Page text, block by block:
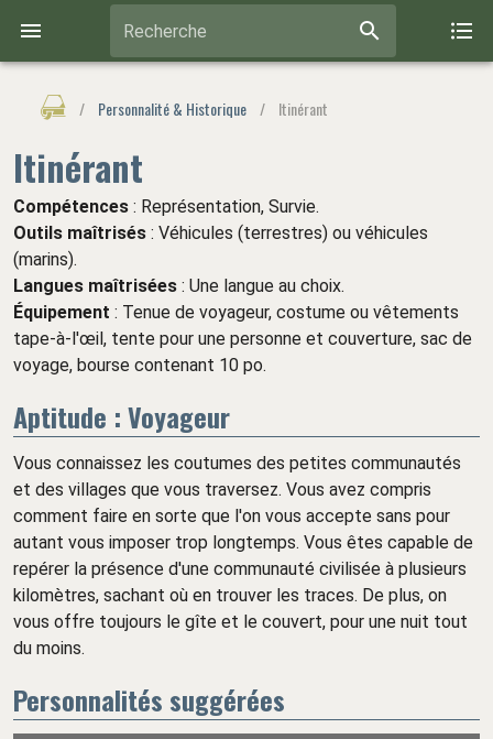
Recherche
/ Personnalité & Historique / Itinérant
Itinérant
Compétences : Représentation, Survie.
Outils maîtrisés : Véhicules (terrestres) ou véhicules
(marins).
Langues maîtrisées : Une langue au choix.
Équipement : Tenue de voyageur, costume ou vêtements
tape-à-l'œil, tente pour une personne et couverture, sac de
voyage, bourse contenant 10 po.
Aptitude : Voyageur
Vous connaissez les coutumes des petites communautés
et des villages que vous traversez. Vous avez compris
comment faire en sorte que l'on vous accepte sans pour
autant vous imposer trop longtemps. Vous êtes capable de
repérer la présence d'une communauté civilisée à plusieurs
kilomètres, sachant où en trouver les traces. De plus, on
vous offre toujours le gîte et le couvert, pour une nuit tout
du moins.
Personnalités suggérées